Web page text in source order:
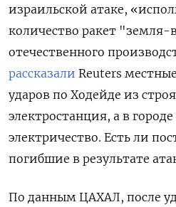
израильской атаке,
количество ракет "земля-
отечественного
рассказали Reuters
ударов по Ходейде из
электростанция, а в
электричество. Есть ли
погибшие в результате
По данным ЦАХАЛ, после